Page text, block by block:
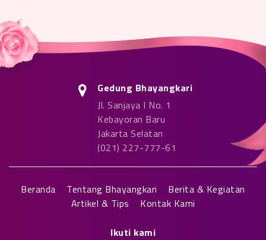
Gedung Bhayangkari
Jl. Sanjaya I No. 1
Kebayoran Baru
Jakarta Selatan
(021) 227-777-61
Beranda Tentang Bhayangkari
Berita & Kegiatan
Artikel & Tips
Kontak Kami
Ikuti kami